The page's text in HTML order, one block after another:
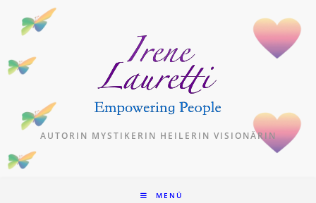
Inhalt
AUTORIN MYSTIKERIN HEILERIN VISIONÄRIN
MENÜ